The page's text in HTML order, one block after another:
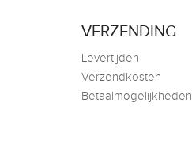
VERZENDING
Levertijden
Verzendkosten
Betaalmogelijkheden